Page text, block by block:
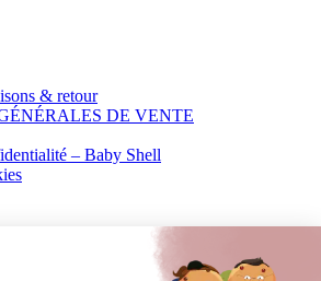
& retour
DE VENTE
– Baby Shell